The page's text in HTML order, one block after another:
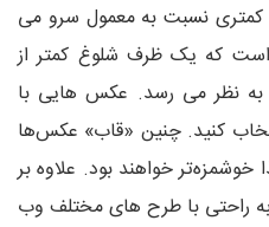
کمتری نسبت به معمول سرو می
که یک ظرف شلوغ کمتر از
به نظر می رسد. عکس هایی با
کنید. چنین «قاب» عکس‌ها
خوشمزه‌تر خواهند بود. علاوه بر
راحتی با طرح های مختلف وب